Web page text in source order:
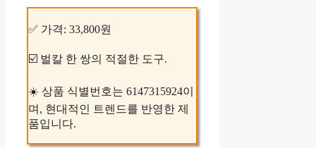
✅ 가격: 33,800원
☑️ 벌칼 한 쌍의 적절한 도구.
☀️ 상품 식별번호는 6147315924이
며, 현대적인 트렌드를 반영한 제
품입니다.